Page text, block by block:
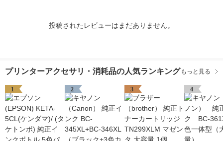
投稿されたレビューはまだありません。
プリンターアクセサリ・消耗品の人気ランキング もっと見る
1 2 3 4